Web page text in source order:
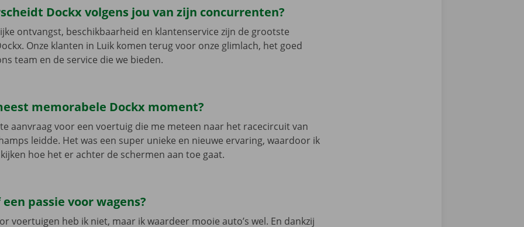
Dockx volgens jou van zijn concurrenten?
ontvangst, beschikbaarheid en klantenservice zijn de grootste
Onze klanten in Luik komen terug voor onze glimlach, het goed
team en de service die we bieden.
memorabele Dockx moment?
aanvraag voor een voertuig die me meteen naar het racecircuit van
leidde. Het was een super unieke en nieuwe ervaring, waardoor ik
hoe het er achter de schermen aan toe gaat.
passie voor wagens?
voertuigen heb ik niet, maar ik waardeer mooie auto’s wel. En dankzij